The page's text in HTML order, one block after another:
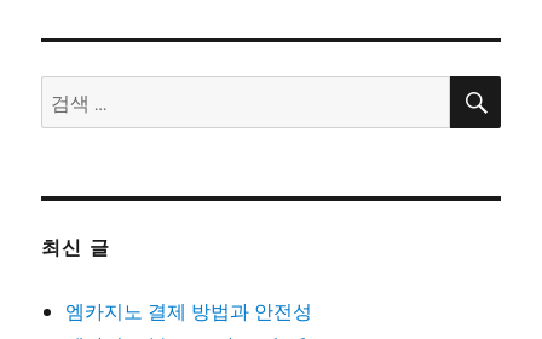
검
색:
검
최신 글
엠카지노 결제 방법과 안전성